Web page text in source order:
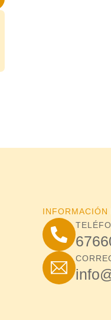
INFORMACIÓN